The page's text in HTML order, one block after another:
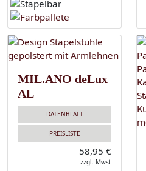
MIL.ANO deLux
AL
DATENBLATT
PREISLISTE
58,95 €
zzgl. Mwst